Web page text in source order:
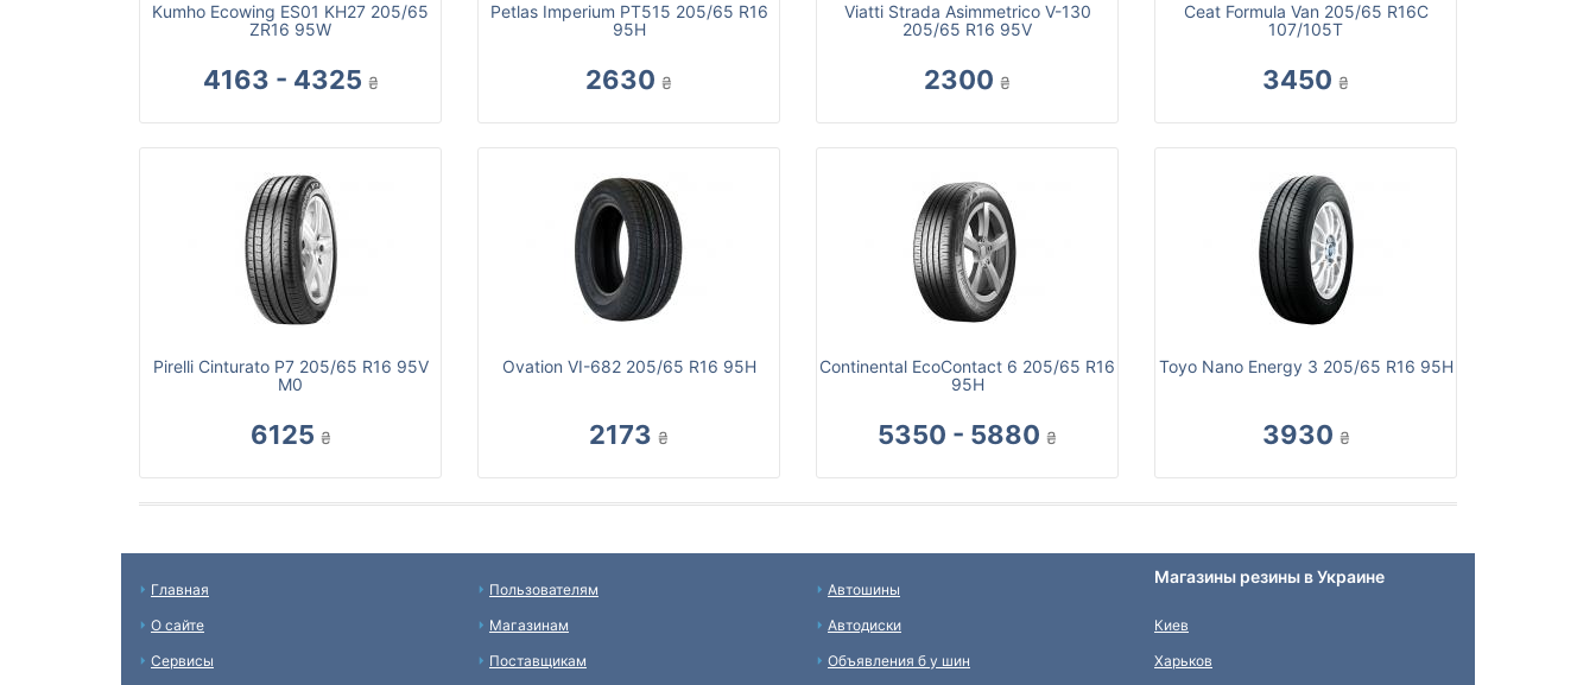
Kumho Ecowing ES01 KH27 205/65
ZR16 95W
4163 - 4325 ₴
Petlas Imperium PT515 205/65 R16
95H
2630 ₴
Viatti Strada Asimmetrico V-130
205/65 R16 95V
2300 ₴
Ceat Formula Van 205/65 R16C
107/105T
3450 ₴
Pirelli Cinturato P7 205/65 R16 95V
M0
6125 ₴
Ovation VI-682 205/65 R16 95H
2173 ₴
Continental EcoContact 6 205/65 R16
95H
5350 - 5880 ₴
Toyo Nano Energy 3 205/65 R16 95H
3930 ₴
Главная
О сайте
Сервисы
Пользователям
Магазинам
Поставщикам
Автошины
Автодиски
Объявления б у шин
Магазины резины в Украине
Киев
Харьков